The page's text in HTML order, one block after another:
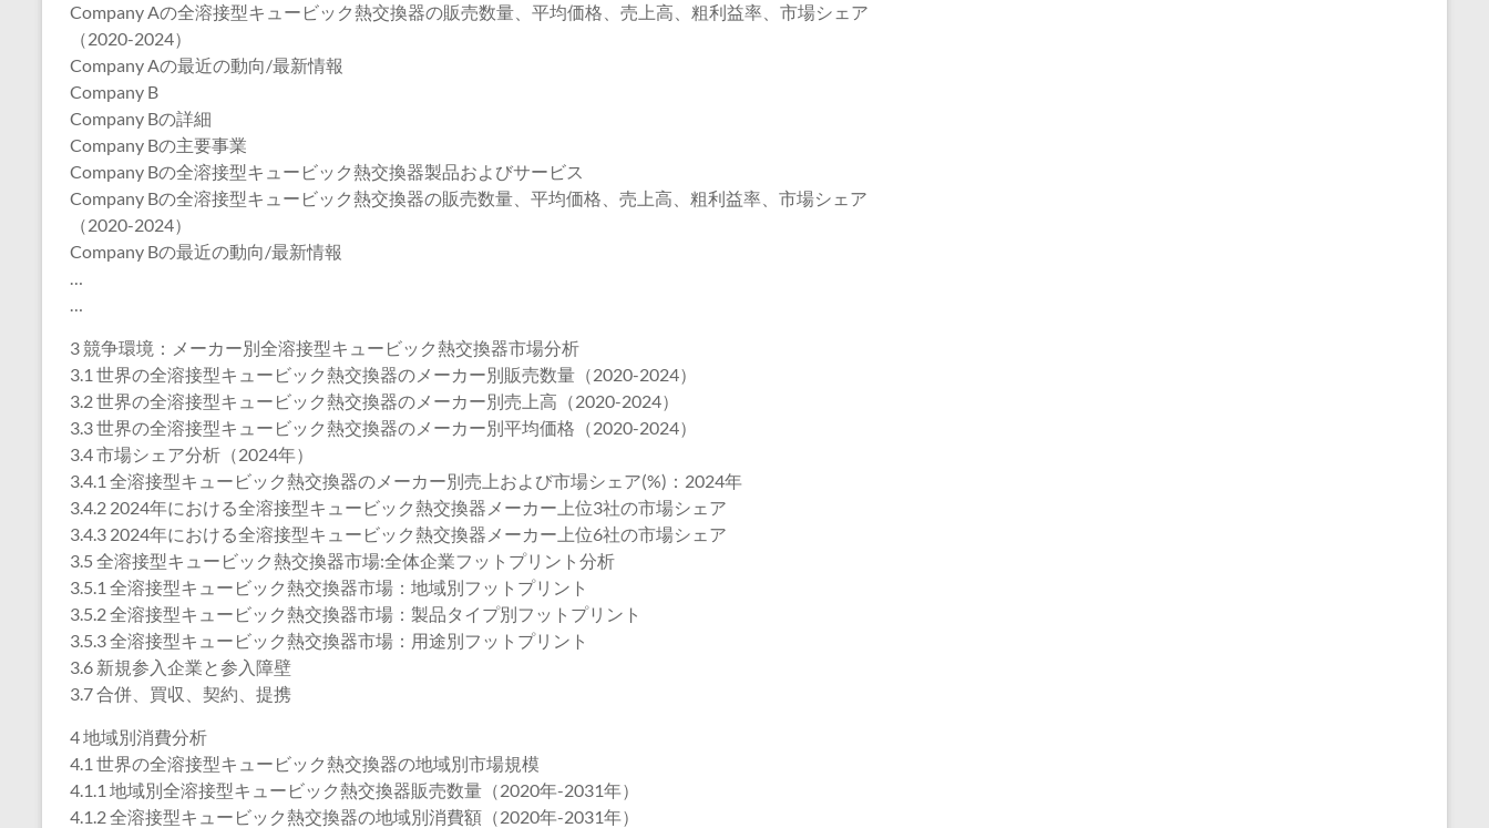
Company Aの全溶接型キュービック熱交換器の販売数量、平均価格、売上高、粗利益率、市場シェア
（2020-2024）
Company Aの最近の動向/最新情報
Company B
Company Bの詳細
Company Bの主要事業
Company Bの全溶接型キュービック熱交換器製品およびサービス
Company Bの全溶接型キュービック熱交換器の販売数量、平均価格、売上高、粗利益率、市場シェア
（2020-2024）
Company Bの最近の動向/最新情報
…
…
3 競争環境：メーカー別全溶接型キュービック熱交換器市場分析
3.1 世界の全溶接型キュービック熱交換器のメーカー別販売数量（2020-2024）
3.2 世界の全溶接型キュービック熱交換器のメーカー別売上高（2020-2024）
3.3 世界の全溶接型キュービック熱交換器のメーカー別平均価格（2020-2024）
3.4 市場シェア分析（2024年）
3.4.1 全溶接型キュービック熱交換器のメーカー別売上および市場シェア(%)：2024年
3.4.2 2024年における全溶接型キュービック熱交換器メーカー上位3社の市場シェア
3.4.3 2024年における全溶接型キュービック熱交換器メーカー上位6社の市場シェア
3.5 全溶接型キュービック熱交換器市場:全体企業フットプリント分析
3.5.1 全溶接型キュービック熱交換器市場：地域別フットプリント
3.5.2 全溶接型キュービック熱交換器市場：製品タイプ別フットプリント
3.5.3 全溶接型キュービック熱交換器市場：用途別フットプリント
3.6 新規参入企業と参入障壁
3.7 合併、買収、契約、提携
4 地域別消費分析
4.1 世界の全溶接型キュービック熱交換器の地域別市場規模
4.1.1 地域別全溶接型キュービック熱交換器販売数量（2020年-2031年）
4.1.2 全溶接型キュービック熱交換器の地域別消費額（2020年-2031年）